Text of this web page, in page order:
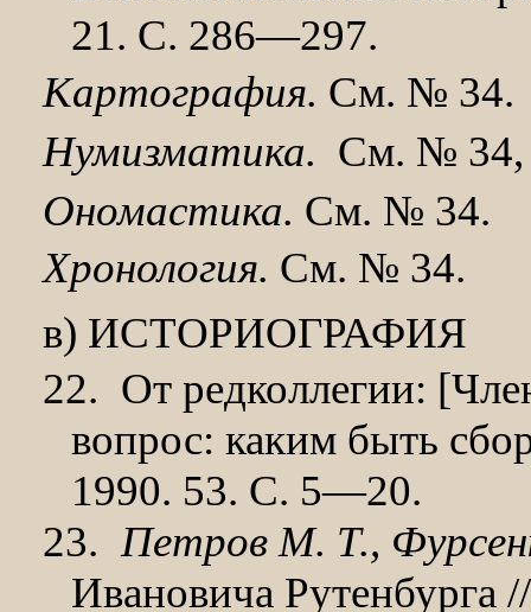
21. С. 286—297.
Картография. См. № 34.
Нумизматика. См. № 34,
Ономастика. См. № 34.
Хронология. См. № 34.
в) ИСТОРИОГРАФИЯ
22. От редколлегии:
вопрос: каким быть
1990. 53. С. 5—20.
23. Петров М. Т.,
Ивановича Рутенбурга